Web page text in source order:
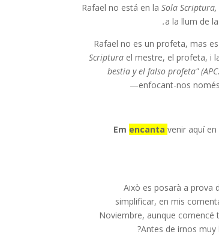
Rafael no está en la Sola Scriptura,
a la llum de
Rafael no es un profeta, mas
Scriptura el mestre, el profeta, i
bestia y el falso profeta"
enfocant-nos
Em encantavenir aquí
Això es posarà a prova
simplificar, en mis
Noviembre, aunque comencé
Antes de irnos muy